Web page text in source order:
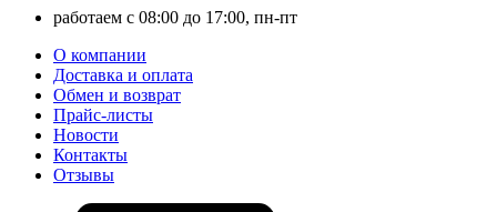
работаем с 08:00 до 17:00, пн-пт
О компании
Доставка и оплата
Обмен и возврат
Прайс-листы
Новости
Контакты
Отзывы